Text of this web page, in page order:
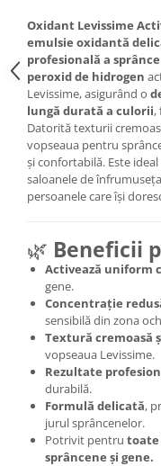
Oxidant Levissime
emulsie oxidantă
profesională a
peroxid de hidrogen
Levissime, asigurând o
lungă durată a culorii,
Datorită texturii
vopseaua pentru
și confortabilă. Este
saloanele de
persoanele care își
🌿 Beneficii
Activează uniform
gene.
Concentrație
sensibilă din zona
Textură cremoasă
vopseaua Levissime.
Rezultate
durabilă.
Formulă delicată,
jurul sprâncenelor.
Potrivit pentru toate
sprâncene și gene.